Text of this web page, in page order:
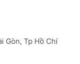
Gòn, Tp Hồ Chí